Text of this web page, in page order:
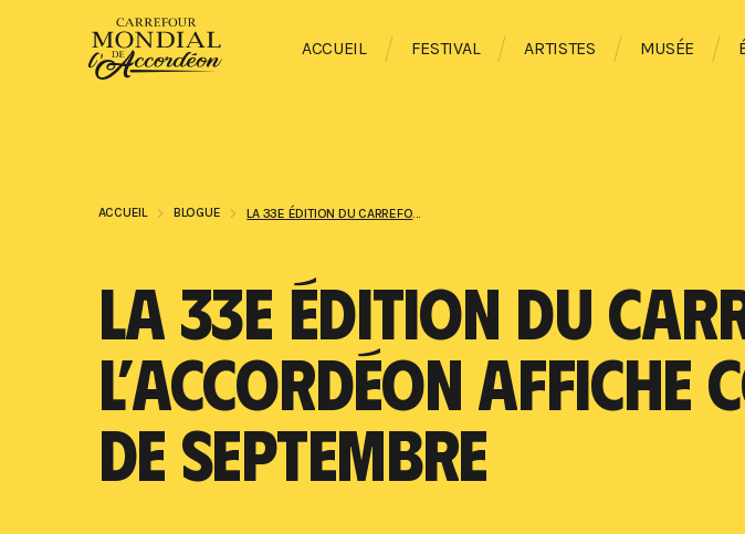
ACCUEIL FESTIVAL ARTISTES MUSÉE
ACCUEIL BLOGUE
LA 33E ÉDITION DU
L’ACCORDÉON AFFICHE
DE SEPTEMBRE